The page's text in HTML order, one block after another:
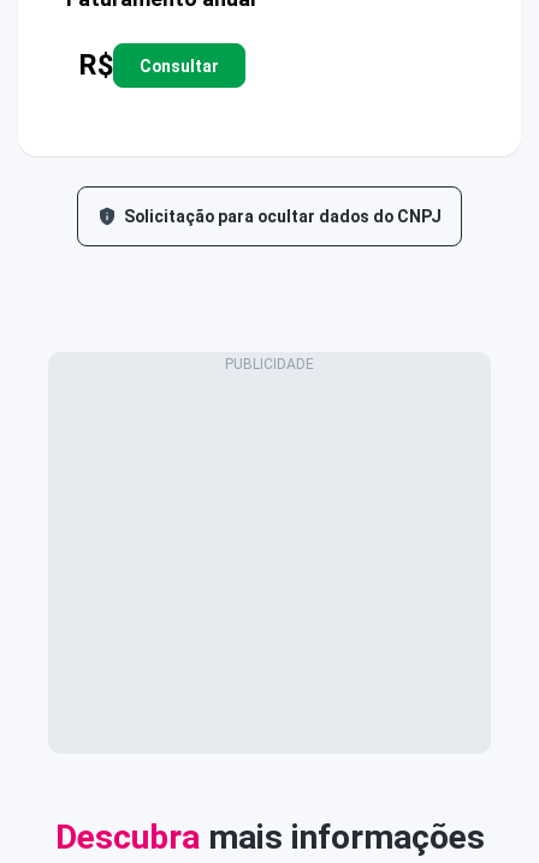
R$ Consultar
Solicitação para ocultar dados do CNPJ
Descubramais informações